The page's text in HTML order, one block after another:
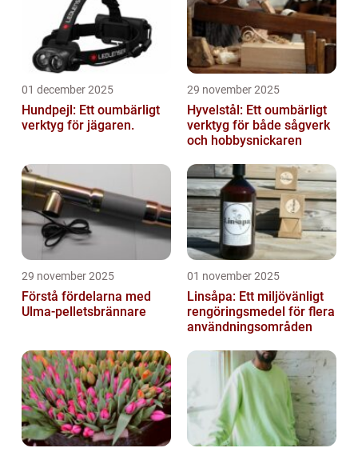
01 december 2025
Hundpejl: Ett oumbärligt
verktyg för jägaren.
29 november 2025
Hyvelstål: Ett oumbärligt
verktyg för både sågverk
och hobbysnickaren
29 november 2025
Förstå fördelarna med
Ulma-pelletsbrännare
01 november 2025
Linsåpa: Ett miljövänligt
rengöringsmedel för flera
användningsområden